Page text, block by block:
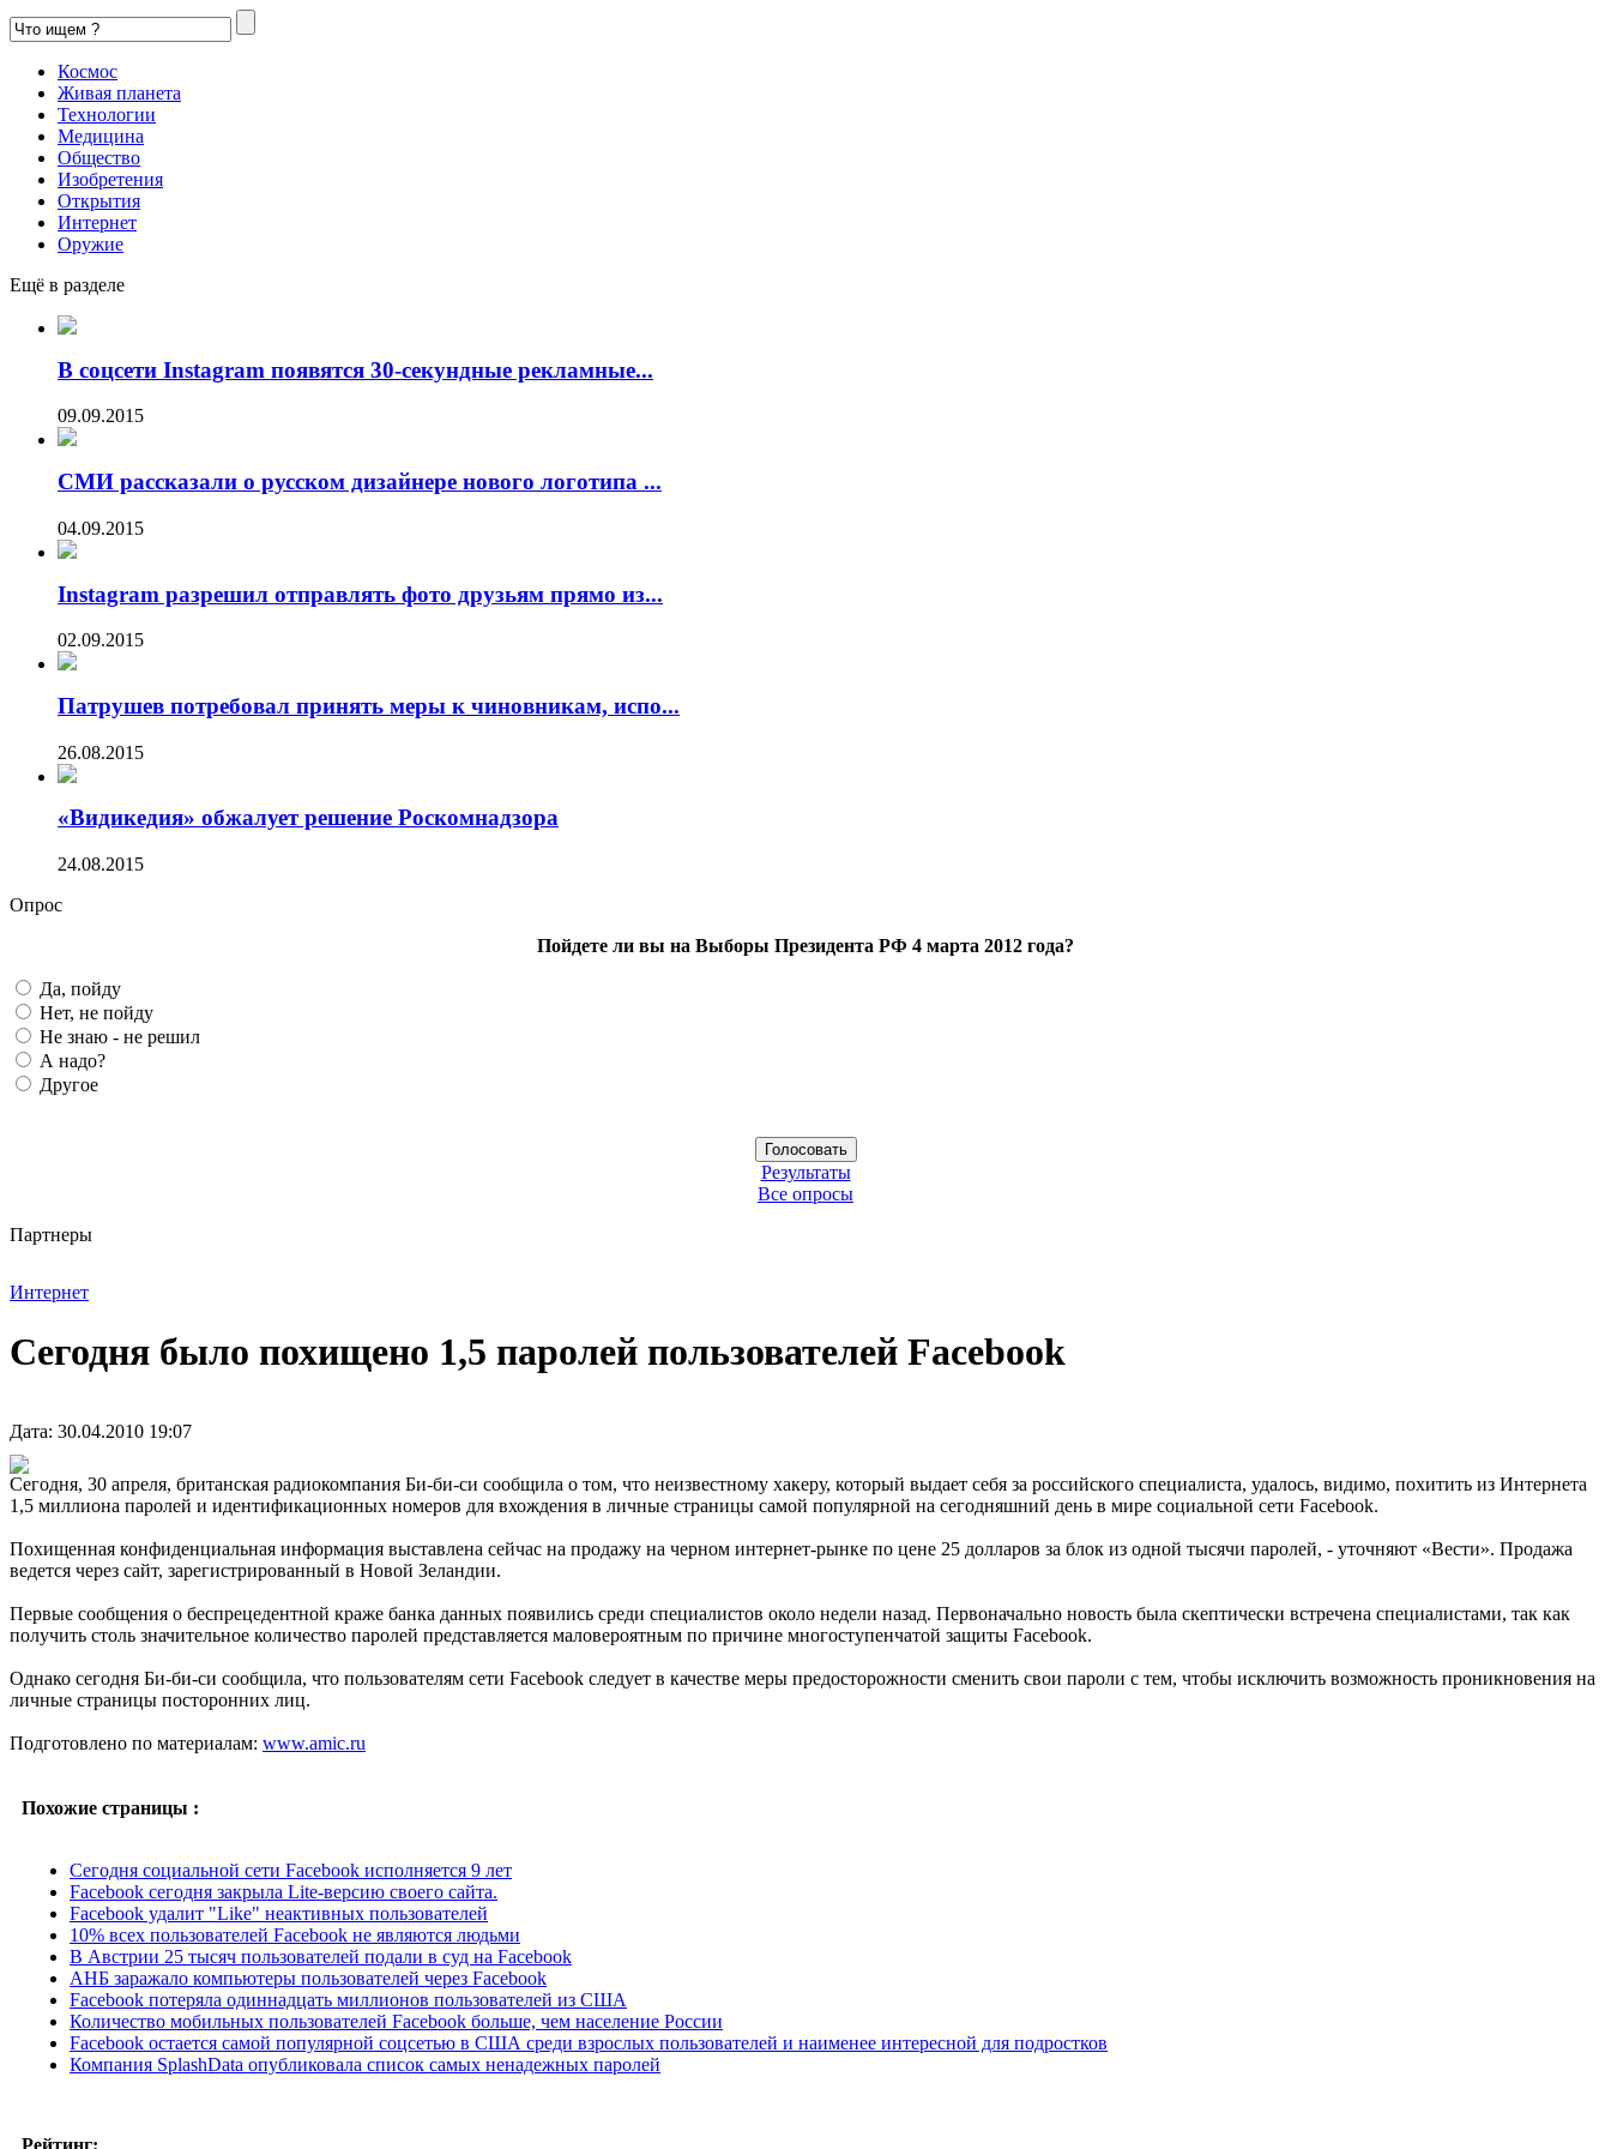
Космос
Живая планета
Технологии
Медицина
Общество
Изобретения
Открытия
Интернет
Оружие
Ещё в разделе
В соцсети Instagram появятся 30-секундные рекламные...
09.09.2015
СМИ рассказали о русском дизайнере нового логотипа ...
04.09.2015
Instagram разрешил отправлять фото друзьям прямо из...
02.09.2015
Патрушев потребовал принять меры к чиновникам, испо...
26.08.2015
«Видикедия» обжалует решение Роскомнадзора
24.08.2015
Опрос
Пойдете ли вы на Выборы Президента РФ 4 марта 2012 года?
Да, пойду
Нет, не пойду
Не знаю - не решил
А надо?
Другое
Результаты
Все опросы
Партнеры
Интернет
Сегодня было похищено 1,5 паролей пользователей Facebook
Дата: 30.04.2010 19:07
Сегодня, 30 апреля, британская радиокомпания Би-би-си сообщила о том, что неизвестному хакеру, который выдает себя за российского специалиста, удалось, видимо, похитить из Интернета
1,5 миллиона паролей и идентификационных номеров для вхождения в личные страницы самой популярной на сегодняшний день в мире социальной сети Facebook.
Похищенная конфиденциальная информация выставлена сейчас на продажу на черном интернет-рынке по цене 25 долларов за блок из одной тысячи паролей, - уточняют «Вести». Продажа
ведется через сайт, зарегистрированный в Новой Зеландии.
Первые сообщения о беспрецедентной краже банка данных появились среди специалистов около недели назад. Первоначально новость была скептически встречена специалистами, так как
получить столь значительное количество паролей представляется маловероятным по причине многоступенчатой защиты Facebook.
Однако сегодня Би-би-си сообщила, что пользователям сети Facebook следует в качестве меры предосторожности сменить свои пароли с тем, чтобы исключить возможность проникновения на
личные страницы посторонних лиц.
Подготовлено по материалам: www.amic.ru
Похожие страницы :
Сегодня социальной сети Facebook исполняется 9 лет
Facebook сегодня закрыла Lite-версию своего сайта.
Facebook удалит "Like" неактивных пользователей
10% всех пользователей Facebook не являются людьми
В Австрии 25 тысяч пользователей подали в суд на Facebook
АНБ заражало компьютеры пользователей через Facebook
Facebook потеряла одиннадцать миллионов пользователей из США
Количество мобильных пользователей Facebook больше, чем население России
Facebook остается самой популярной соцсетью в США среди взрослых пользователей и наименее интересной для подростков
Компания SplashData опубликовала список самых ненадежных паролей
Рейтинг: